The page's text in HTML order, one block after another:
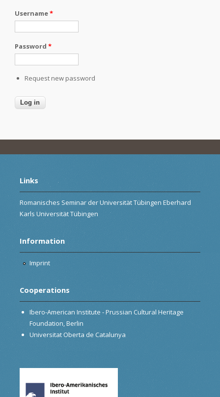
Username*
Password *
Request new password
Links
Romanisches Seminar der Universität Tübingen Eberhard
Karls Universität Tübingen
Information
Imprint
Cooperations
Ibero-American Institute - Prussian Cultural Heritage
Foundation, Berlin
Universitat Oberta de Catalunya